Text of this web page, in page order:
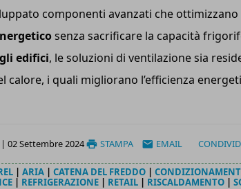
componenti avanzati che
senza sacrificare la capacità
edifici, le soluzioni di ventilazione sia
calore, i quali migliorano l’efficienza
| 02 Settembre 2024 STAMPA EMAIL
| ARIA | CATENA DEL FREDDO |
| REFRIGERAZIONE | RETAIL | RISCALDAMENTO |